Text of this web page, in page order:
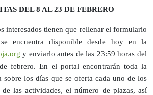
DEL 8 AL 23 DE FEBRERO
interesados tienen que rellenar el formulario
encuentra disponible desde hoy en la
y enviarlo antes de las 23:59 horas del
febrero. En el portal encontrarán toda la
sobre los días que se oferta cada uno de los
las actividades, el número de plazas, así